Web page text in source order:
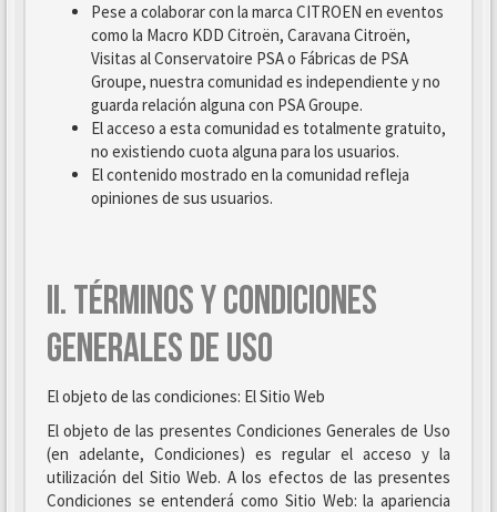
Pese a colaborar con la marca CITROEN en eventos
como la Macro KDD Citroën, Caravana Citroën,
Visitas al Conservatoire PSA o Fábricas de PSA
Groupe, nuestra comunidad es independiente y no
guarda relación alguna con PSA Groupe.
El acceso a esta comunidad es totalmente gratuito,
no existiendo cuota alguna para los usuarios.
El contenido mostrado en la comunidad refleja
opiniones de sus usuarios.
II. TÉRMINOS Y CONDICIONES
GENERALES DE USO
El objeto de las condiciones: El Sitio Web
El objeto de las presentes Condiciones Generales de Uso
(en adelante, Condiciones) es regular el acceso y la
utilización del Sitio Web. A los efectos de las presentes
Condiciones se entenderá como Sitio Web: la apariencia